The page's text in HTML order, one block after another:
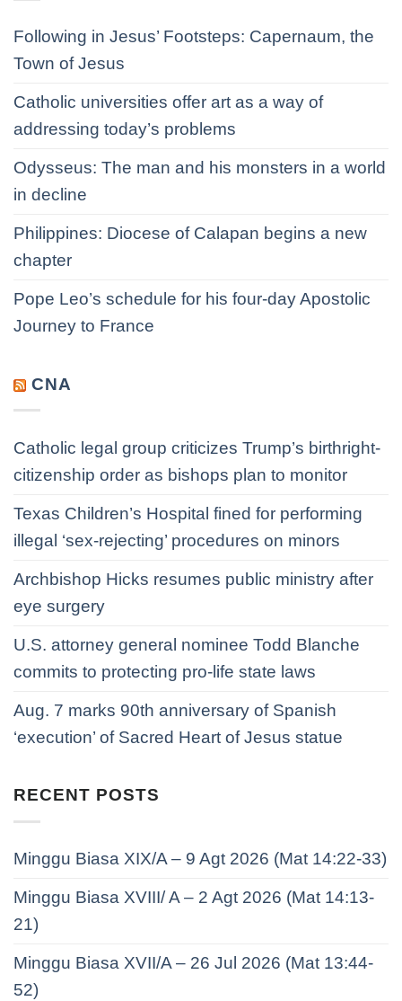
Following in Jesus’ Footsteps: Capernaum, the
Town of Jesus
Catholic universities offer art as a way of
addressing today’s problems
Odysseus: The man and his monsters in a world
in decline
Philippines: Diocese of Calapan begins a new
chapter
Pope Leo’s schedule for his four-day Apostolic
Journey to France
CNA
Catholic legal group criticizes Trump’s birthright-
citizenship order as bishops plan to monitor
Texas Children’s Hospital fined for performing
illegal ‘sex-rejecting’ procedures on minors
Archbishop Hicks resumes public ministry after
eye surgery
U.S. attorney general nominee Todd Blanche
commits to protecting pro-life state laws
Aug. 7 marks 90th anniversary of Spanish
‘execution’ of Sacred Heart of Jesus statue
RECENT POSTS
Minggu Biasa XIX/A – 9 Agt 2026 (Mat 14:22-33)
Minggu Biasa XVIII/ A – 2 Agt 2026 (Mat 14:13-
21)
Minggu Biasa XVII/A – 26 Jul 2026 (Mat 13:44-
52)